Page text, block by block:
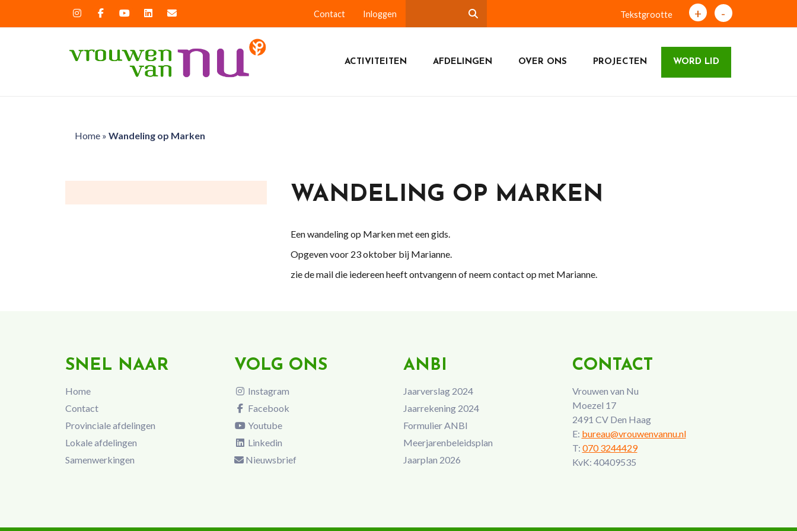
Contact Inloggen Tekstgrootte + -
ACTIVITEITEN AFDELINGEN OVER ONS PROJECTEN WORD LID
Home» Wandeling op Marken
WANDELING OP MARKEN
Een wandeling op Marken met een gids.
Opgeven voor 23 oktober bij Marianne.
zie de mail die iedereen heeft ontvangenn of neem contact op met Marianne.
SNEL NAAR
Home
Contact
Provinciale afdelingen
Lokale afdelingen
Samenwerkingen
VOLG ONS
Instagram
Facebook
Youtube
Linkedin
Nieuwsbrief
ANBI
Jaarverslag 2024
Jaarrekening 2024
Formulier ANBI
Meerjarenbeleidsplan
Jaarplan 2026
CONTACT
Vrouwen van Nu
Moezel 17
2491 CV Den Haag
E: bureau@vrouwenvannu.nl
T: 070 3244429
KvK: 40409535